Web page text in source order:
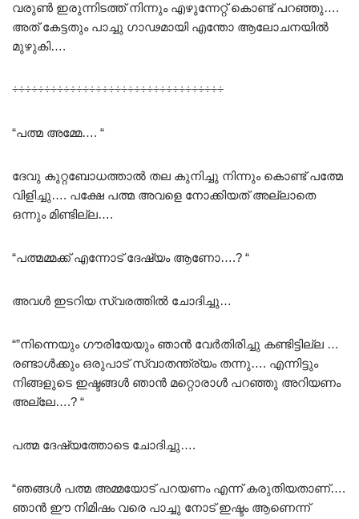
വരുൺ ഇരുന്നിടത്ത് നിന്നും എഴുന്നേറ്റ് കൊണ്ട് പറഞ്ഞു….
അത് കേട്ടതും പാച്ചു ഗാഢമായി എന്തോ ആലോചനയിൽ
മുഴുകി….
÷÷÷÷÷÷÷÷÷÷÷÷÷÷÷÷÷÷÷÷÷÷÷÷÷÷÷÷÷÷÷÷÷
“പത്മ അമ്മേ…. “
ദേവു കുറ്റബോധത്താൽ തല കുനിച്ചു നിന്നും കൊണ്ട് പത്മേ
വിളിച്ചു…. പക്ഷേ പത്മ അവളെ നോക്കിയത് അല്ലാതെ
ഒന്നും മിണ്ടില്ല….
“പത്മമ്മക്ക് എന്നോട് ദേഷ്യം ആണോ….? “
അവൾ ഇടറിയ സ്വരത്തിൽ ചോദിച്ചു…
“”നിന്നെയും ഗൗരിയേയും ഞാൻ വേർതിരിച്ചു കണ്ടിട്ടില്ല …
രണ്ടാൾക്കും ഒരുപാട് സ്വാതന്ത്ര്യം തന്നു…. എന്നിട്ടും
നിങ്ങളുടെ ഇഷ്ടങ്ങൾ ഞാൻ മറ്റൊരാൾ പറഞ്ഞു അറിയണം
അല്ലേ….? “
പത്മ ദേഷ്യത്തോടെ ചോദിച്ചു….
“ഞങ്ങൾ പത്മ അമ്മയോട് പറയണം എന്ന്‌ കരുതിയതാണ്….
ഞാൻ ഈ നിമിഷം വരെ പാച്ചു നോട് ഇഷ്ടം ആണെന്ന്